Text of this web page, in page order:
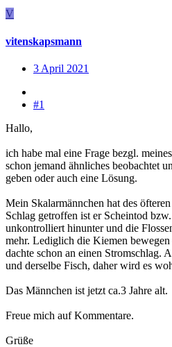
V
vitenskapsmann
3 April 2021
#1
Hallo,
ich habe mal eine Frage bezgl.
schon jemand ähnliches beobachtet
geben oder auch eine Lösung.
Mein Skalarmännchen hat des
Schlag getroffen ist er Scheintod
unkontrolliert hinunter und die
mehr. Lediglich die Kiemen
dachte schon an einen Stromschlag.
und derselbe Fisch, daher wird es
Das Männchen ist jetzt ca.3 Jahre alt.
Freue mich auf Kommentare.
Grüße